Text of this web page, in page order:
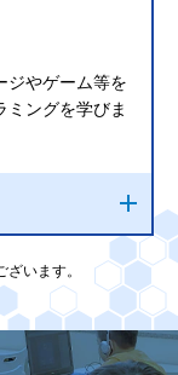
ジやゲーム等を
ミングを学びま
います。